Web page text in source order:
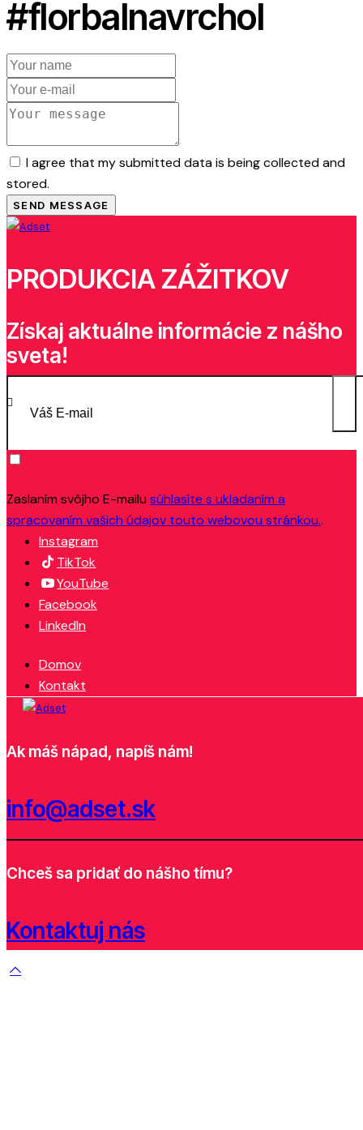
#florbalnavrchol
I agree that my submitted data is being collected and
stored.
SEND MESSAGE
PRODUKCIA ZÁŽITKOV
Získaj aktuálne informácie z nášho
sveta!
Zaslaním svôjho E-mailu súhlasíte s ukladaním a
spracovaním vašich údajov touto webovou stránkou..
Instagram
TikTok
YouTube
Facebook
LinkedIn
Domov
Kontakt
Ak máš nápad, napíš nám!
info@adset.sk
Chceš sa pridať do nášho tímu?
Kontaktuj nás